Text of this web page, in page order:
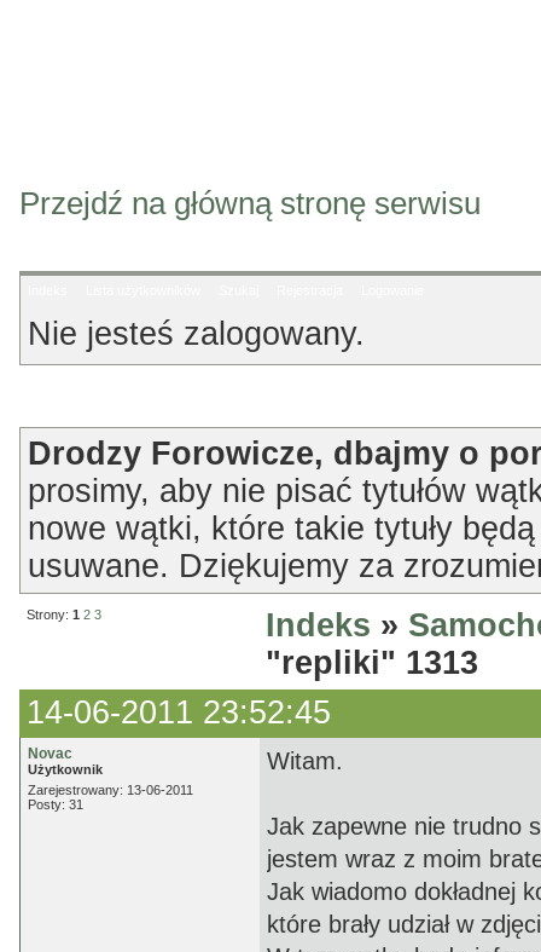
Przejdź na główną stronę serwisu
Nie jesteś zalogowany.
Drodzy Forowicze, dbajmy o
prosimy, aby nie pisać tytułów
nowe wątki, które takie tytuły
usuwane. Dziękujemy za
Strony: 1 2 3 Indeks »
"repliki" 1313
14-06-2011 23:52:45
Novac
Użytkownik
Zarejestrowany: 13-06-2011
Posty: 31
Witam.
Jak zapewne nie trudno
jestem wraz z moim
Jak wiadomo dokładnej
które brały udział w